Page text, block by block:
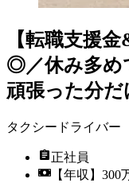
【転職支援
◎／休み多め
頑張った分だ
タクシードライバー
正社員
【年収】